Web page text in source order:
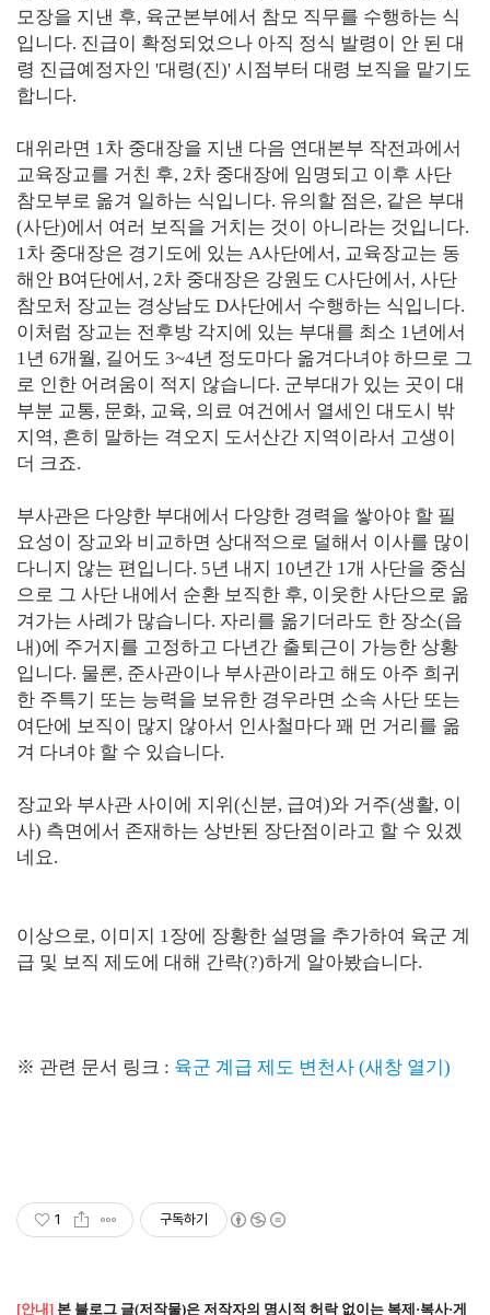
모장을 지낸 후, 육군본부에서 참모 직무를 수행하는 식
입니다. 진급이 확정되었으나 아직 정식 발령이 안 된 대
령 진급예정자인 '대령(진)' 시점부터 대령 보직을 맡기도
합니다.
대위라면 1차 중대장을 지낸 다음 연대본부 작전과에서
교육장교를 거친 후, 2차 중대장에 임명되고 이후 사단
참모부로 옮겨 일하는 식입니다. 유의할 점은, 같은 부대
(사단)에서 여러 보직을 거치는 것이 아니라는 것입니다.
1차 중대장은 경기도에 있는 A사단에서, 교육장교는 동
해안 B여단에서, 2차 중대장은 강원도 C사단에서, 사단
참모처 장교는 경상남도 D사단에서 수행하는 식입니다.
이처럼 장교는 전후방 각지에 있는 부대를 최소 1년에서
1년 6개월, 길어도 3~4년 정도마다 옮겨다녀야 하므로 그
로 인한 어려움이 적지 않습니다. 군부대가 있는 곳이 대
부분 교통, 문화, 교육, 의료 여건에서 열세인 대도시 밖
지역, 흔히 말하는 격오지 도서산간 지역이라서 고생이
더 크죠.
부사관은 다양한 부대에서 다양한 경력을 쌓아야 할 필
요성이 장교와 비교하면 상대적으로 덜해서 이사를 많이
다니지 않는 편입니다. 5년 내지 10년간 1개 사단을 중심
으로 그 사단 내에서 순환 보직한 후, 이웃한 사단으로 옮
겨가는 사례가 많습니다. 자리를 옮기더라도 한 장소(읍
내)에 주거지를 고정하고 다년간 출퇴근이 가능한 상황
입니다. 물론, 준사관이나 부사관이라고 해도 아주 희귀
한 주특기 또는 능력을 보유한 경우라면 소속 사단 또는
여단에 보직이 많지 않아서 인사철마다 꽤 먼 거리를 옮
겨 다녀야 할 수 있습니다.
장교와 부사관 사이에 지위(신분, 급여)와 거주(생활, 이
사) 측면에서 존재하는 상반된 장단점이라고 할 수 있겠
네요.
이상으로, 이미지 1장에 장황한 설명을 추가하여 육군 계
급 및 보직 제도에 대해 간략(?)하게 알아봤습니다.
※ 관련 문서 링크 : 육군 계급 제도 변천사 (새창 열기)
1 구독하기
[안내] 본 블로그 글(저작물)은 저작자의 명시적 허락 없이는 복제·복사·게